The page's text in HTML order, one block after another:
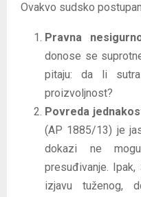
Ovakvo sudsko
Pravna
donose se
pitaju: da li
proizvoljnost?
Povreda
(AP 1885/13) je
dokazi ne
presuđivanje. Ipak,
izjavu tuženog,